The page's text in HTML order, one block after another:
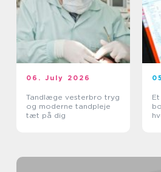
06. July 2026
Tandlæge vesterbro tryg
og moderne tandpleje
tæt på dig